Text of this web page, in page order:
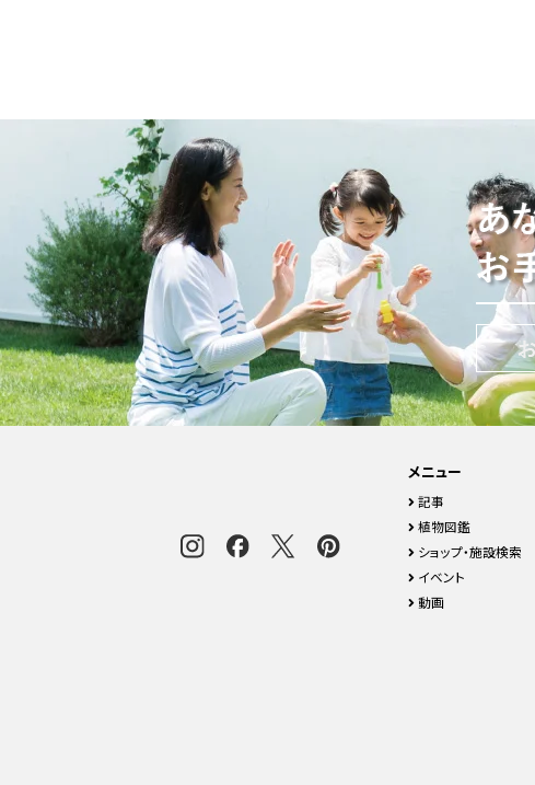
メニュー
記事
植物図鑑
ショップ・施設検索
イベント
動画